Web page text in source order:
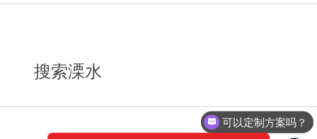
搜索溧水
可以定制方案吗？